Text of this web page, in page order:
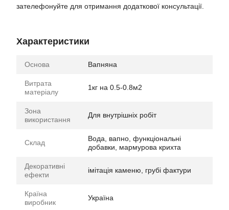
зателефонуйте для отримання додаткової консультації.
Характеристики
Основа Вапняна
Витрата
матеріалу
1кг на 0.5-0.8м2
Зона
використання
Для внутрішніх робіт
Склад
Вода, вапно, функціональні
добавки, мармурова крихта
Декоративні
ефекти
імітація каменю, грубі фактури
Країна
виробник
Україна